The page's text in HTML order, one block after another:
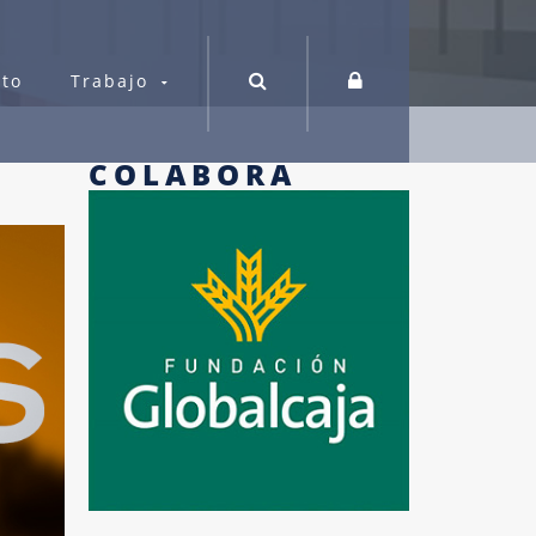
Frecuentes
Trabajo
Bolsa de Trabajo
Orientación profesional
Trabaja con nosotros
COLABORA